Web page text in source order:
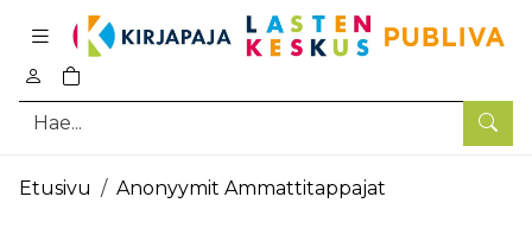
Hae
0
tuotetta ostoskorissa
Pääsisältö
Etusivu Anonyymit Ammattitappajat